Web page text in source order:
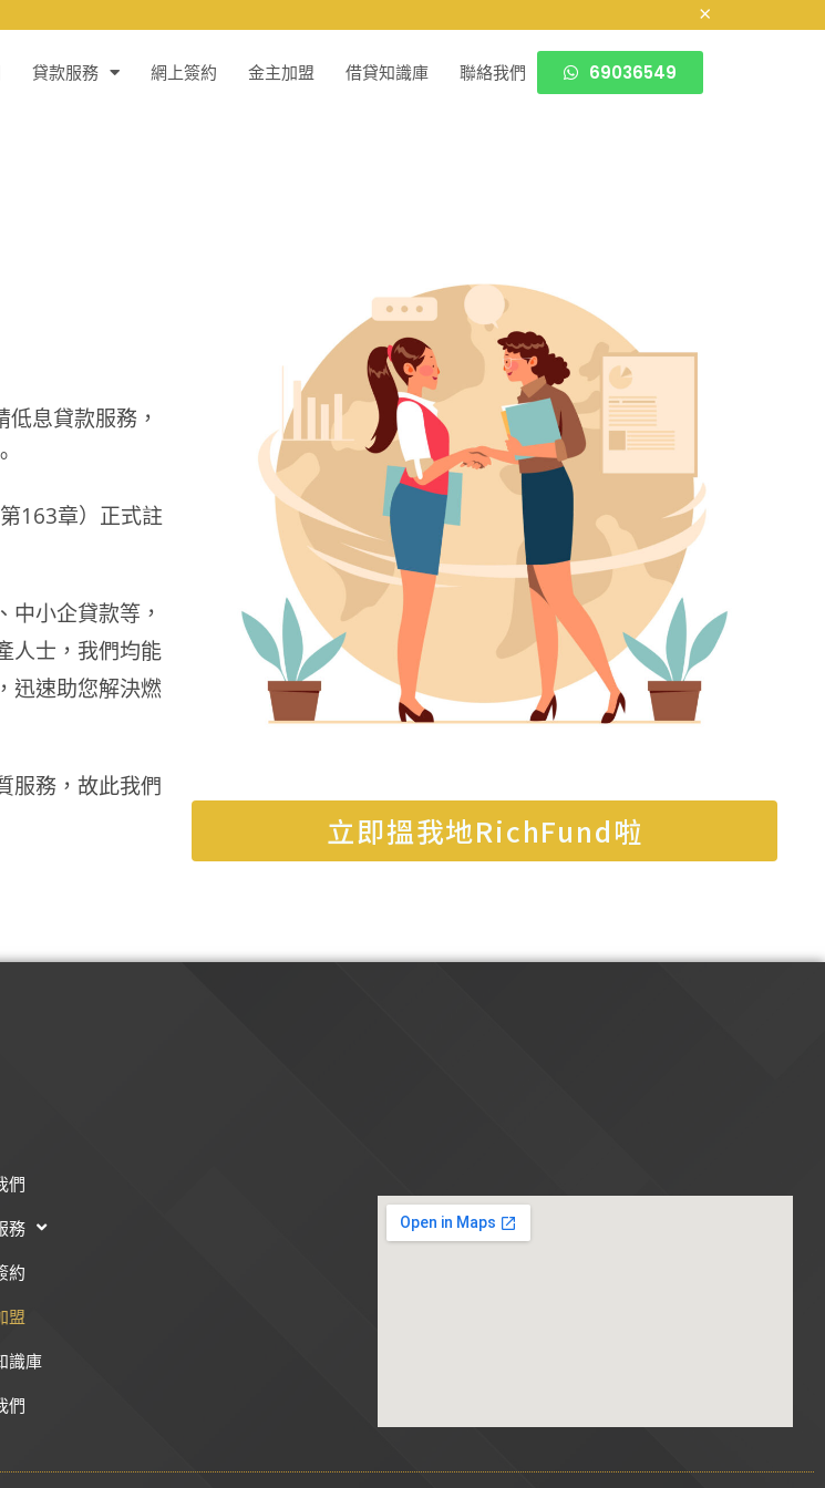
×
貸款服務 網上簽約 金主加盟 借貸知識庫 聯絡我們 69036549
息貸款服務，
163章）正式註
中小企貸款等，
人士，我們均能
迅速助您解決燃
服務，故此我們
立即搵我地RichFund啦
們
務
約
盟
識庫
們